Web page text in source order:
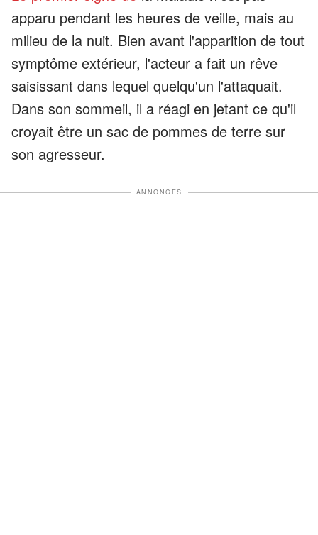
apparu pendant les heures de veille, mais au
milieu de la nuit. Bien avant l'apparition de tout
symptôme extérieur, l'acteur a fait un rêve
saisissant dans lequel quelqu'un l'attaquait.
Dans son sommeil, il a réagi en jetant ce qu'il
croyait être un sac de pommes de terre sur
son agresseur.
ANNONCES